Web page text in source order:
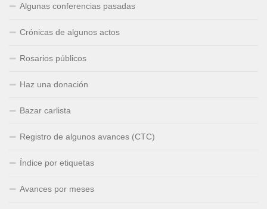
Algunas conferencias pasadas
Crónicas de algunos actos
Rosarios públicos
Haz una donación
Bazar carlista
Registro de algunos avances (CTC)
Índice por etiquetas
Avances por meses